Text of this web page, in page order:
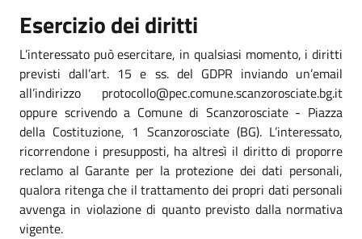
Esercizio dei diritti
L’interessato può esercitare, in qualsiasi momento, i diritti
previsti dall’art. 15 e ss. del GDPR inviando un’email
all’indirizzo protocollo@pec.comune.scanzorosciate.bg.it
oppure scrivendo a Comune di Scanzorosciate - Piazza
della Costituzione, 1 Scanzorosciate (BG). L’interessato,
ricorrendone i presupposti, ha altresì il diritto di proporre
reclamo al Garante per la protezione dei dati personali,
qualora ritenga che il trattamento dei propri dati personali
avvenga in violazione di quanto previsto dalla normativa
vigente.